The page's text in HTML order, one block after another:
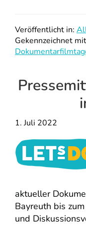
Veröffentlicht in:
Gekennzeichnet
1. Juli 2022
aktueller
Bayreuth bis
und